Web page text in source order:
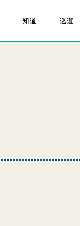
知道
關於「桑都物語」
巡遊
八王子祭